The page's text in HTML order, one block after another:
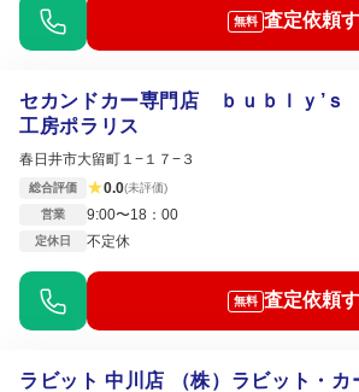
無料 査定依頼
セカンドカー専門店 ｂｕｂｌｙ’
工房ポラリス
春日井市大留町１−１７−３
総合評価 ★0.0(未評価)
営業
9:00〜18：00
定休日 不定休
無料 査定依頼
ラビット 中川店 （株）ラビット・カ